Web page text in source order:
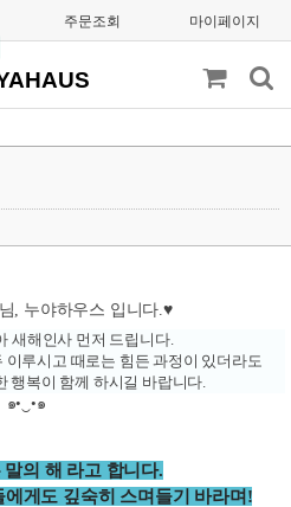
주문조회 마이페이지
, 누야하우스 입니다.♥
새해인사 먼저 드립니다.
이루시고 때로는 힘든 과정이 있더라도
행복이 함께 하시길 바랍니다.
๑•‿•๑
의 해 라고 합니다.
게도 깊숙히 스며들기 바라며!